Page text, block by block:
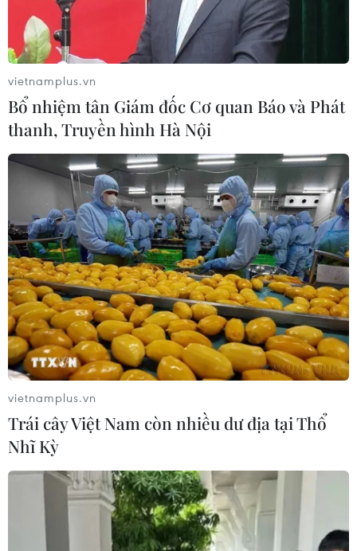
lệnh giới nghiêm, có hiệu lực ngay lập tức và chưa xác
định thời hạn.
vietnamplus.vn
Bổ nhiệm tân Giám đốc Cơ quan Báo và Phát
thanh, Truyền hình Hà Nội
vietnamplus.vn
Trái cây Việt Nam còn nhiều dư địa tại Thổ
Nhĩ Kỳ